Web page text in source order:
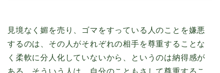
見境なく媚を売り、ゴマをすっている人のことを嫌悪
するのは、その人がそれぞれの相手を尊重することな
く柔軟に分人化していないから、というのは納得感が